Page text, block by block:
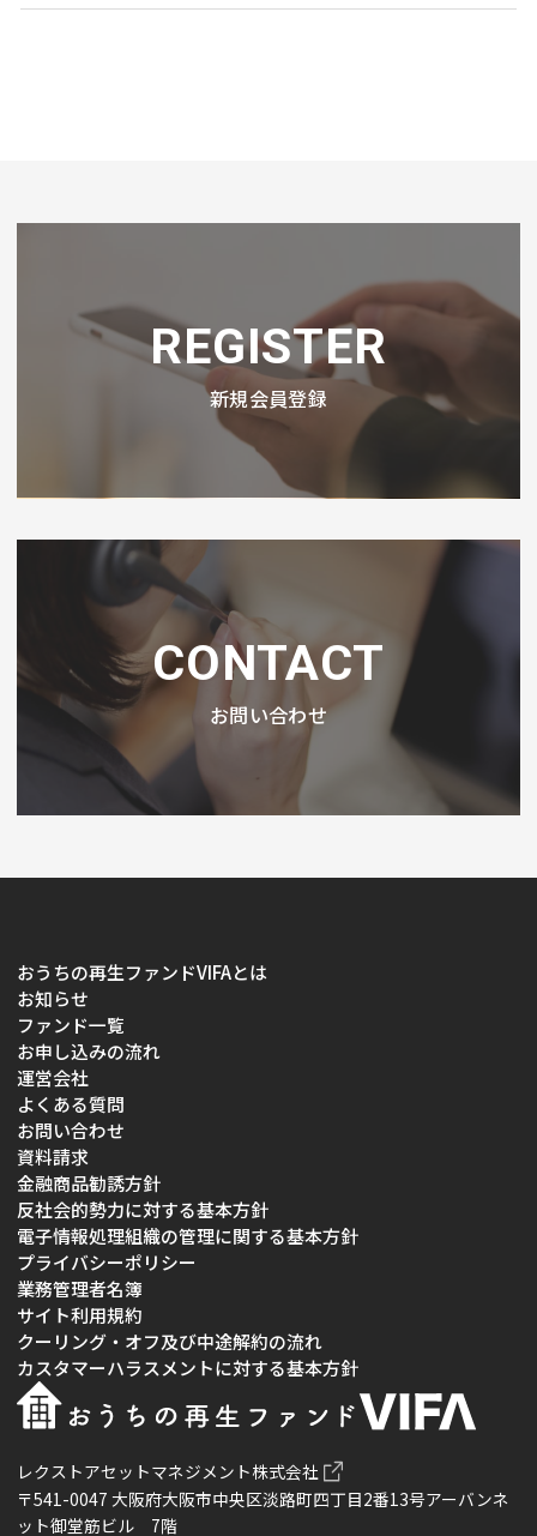
REGISTER
新規会員登録
CONTACT
お問い合わせ
レクストアセットマネジメント株式会社
〒541-0047 大阪府大阪市中央区淡路町四丁目2番13号アーバンネ
ット御堂筋ビル 7階
おうちの再生ファンドVIFAとは
お知らせ
ファンド一覧
お申し込みの流れ
運営会社
よくある質問
お問い合わせ
資料請求
金融商品勧誘方針
反社会的勢力に対する基本方針
電子情報処理組織の管理に関する基本方針
プライバシーポリシー
業務管理者名簿
サイト利用規約
クーリング・オフ及び中途解約の流れ
カスタマーハラスメントに対する基本方針